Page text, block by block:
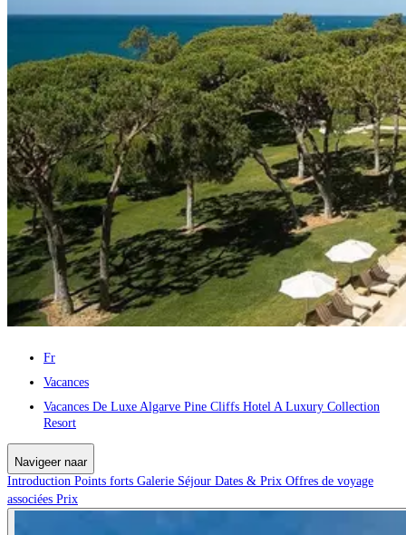
Fr
Vacances
Vacances De Luxe Algarve Pine Cliffs Hotel A Luxury Collection
Resort
Navigeer naar
Introduction Points forts Galerie Séjour Dates & Prix Offres de voyage
associées Prix